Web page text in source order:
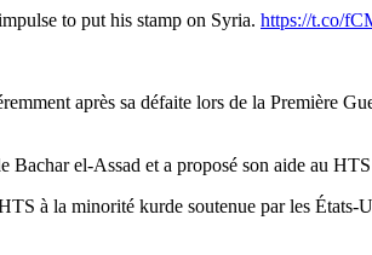
to put his stamp on Syria. https://t.co/
après sa défaite lors de la Première
Bachar el-Assad et a proposé son aide au
à la minorité kurde soutenue par les